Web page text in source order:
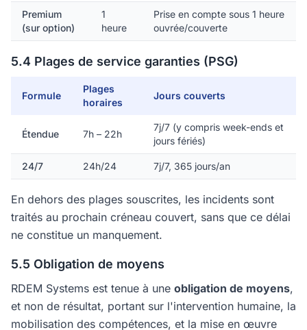
Premium
(sur option)
1
heure
Prise en compte sous 1 heure
ouvrée/couverte
5.4 Plages de service garanties (PSG)
Formule
Plages
horaires
Jours couverts
Étendue 7h – 22h
7j/7 (y compris week-ends et
jours fériés)
24/7 24h/24 7j/7, 365 jours/an
En dehors des plages souscrites, les incidents sont
traités au prochain créneau couvert, sans que ce délai
ne constitue un manquement.
5.5 Obligation de moyens
RDEM Systems est tenue à une obligation de moyens,
et non de résultat, portant sur l'intervention humaine, la
mobilisation des compétences, et la mise en œuvre